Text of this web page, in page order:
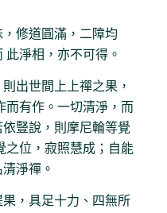
修道圓滿，二障均
此淨相，亦不可得。
出世間上上禪之果，
而有作。一切清淨，而
豎說，則摩尼輪等覺
之位，寂照慧成；自能
淨禪。
，具足十力、四無所